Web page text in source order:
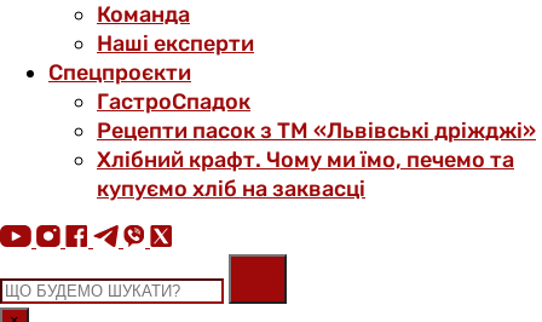
Команда
Наші експерти
Спецпроєкти
ГастроСпадок
Рецепти пасок з ТМ «Львівські дріжджі»
Хлібний крафт. Чому ми їмо, печемо та
купуємо хліб на заквасці